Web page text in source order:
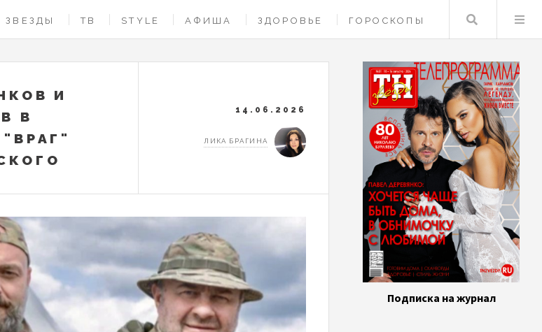
ЗВЕЗДЫ ТВ STYLE АФИША ЗДОРОВЬЕ ГОРОСКОПЫ Поиск
И
В
14.06.2026
ЛИКА БРАГИНА
Подписка на журнал